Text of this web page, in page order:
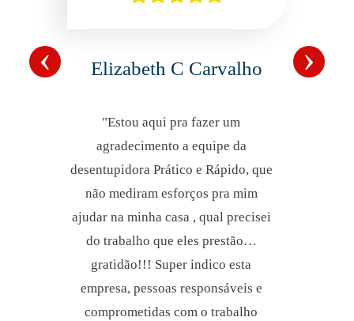
Elizabeth C Carvalho
"Estou aqui pra fazer um
agradecimento a equipe da
desentupidora Prático e Rápido, que
não mediram esforços pra mim
ajudar na minha casa , qual precisei
do trabalho que eles prestão…
gratidão!!! Super indico esta
empresa, pessoas responsáveis e
comprometidas com o trabalho
‹ ›